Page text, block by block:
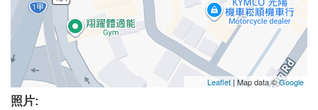
Leaflet | Map data ©Google
照片: